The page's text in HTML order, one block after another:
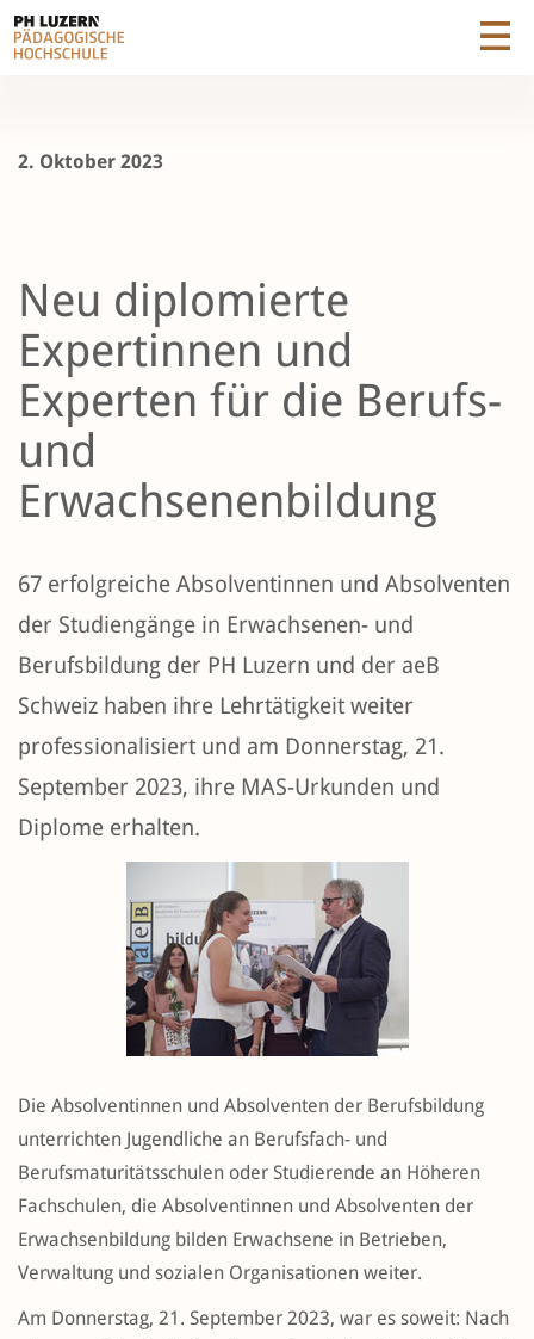
2. Oktober 2023
Neu diplomierte
Expertinnen und
Experten für die Berufs-
und
Erwachsenenbildung
67 erfolgreiche Absolventinnen und Absolventen
der Studiengänge in Erwachsenen- und
Berufsbildung der PH Luzern und der aeB
Schweiz haben ihre Lehrtätigkeit weiter
professionalisiert und am Donnerstag, 21.
September 2023, ihre MAS-Urkunden und
Diplome erhalten.
Die Absolventinnen und Absolventen der Berufsbildung
unterrichten Jugendliche an Berufsfach- und
Berufsmaturitätsschulen oder Studierende an Höheren
Fachschulen, die Absolventinnen und Absolventen der
Erwachsenbildung bilden Erwachsene in Betrieben,
Verwaltung und sozialen Organisationen weiter.
Am Donnerstag, 21. September 2023, war es soweit: Nach